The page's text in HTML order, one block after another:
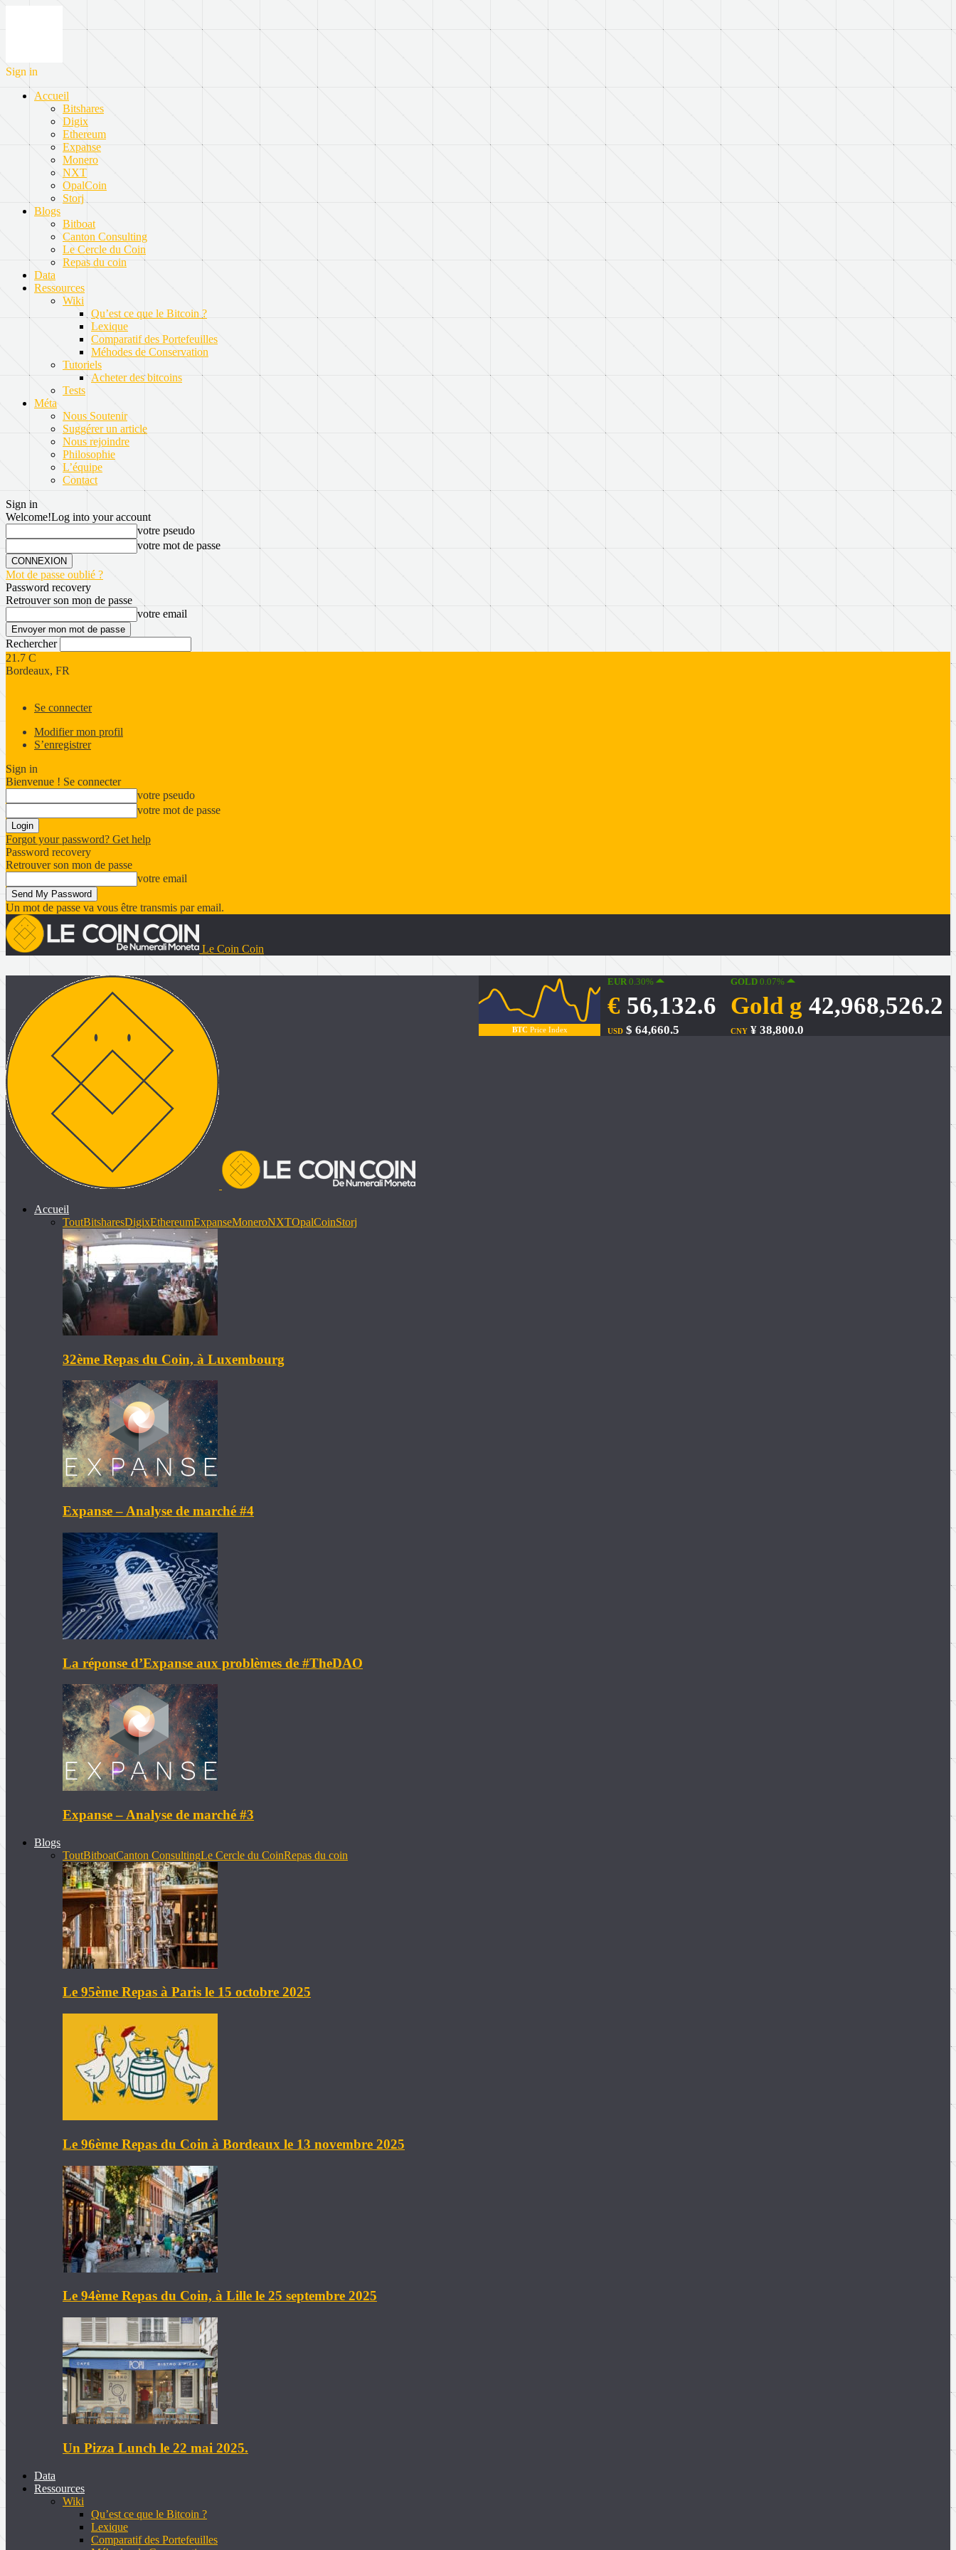
Sign in
Accueil
Bitshares
Digix
Ethereum
Expanse
Monero
NXT
OpalCoin
Storj
Blogs
Bitboat
Canton Consulting
Le Cercle du Coin
Repas du coin
Data
Ressources
Wiki
Qu’est ce que le Bitcoin ?
Lexique
Comparatif des Portefeuilles
Méhodes de Conservation
Tutoriels
Acheter des bitcoins
Tests
Méta
Nous Soutenir
Suggérer un article
Nous rejoindre
Philosophie
L’équipe
Contact
Sign in
Welcome!Log into your account
votre pseudo
votre mot de passe
Mot de passe oublié ?
Password recovery
Retrouver son mon de passe
votre email
Rechercher
21.7 C
Bordeaux, FR
Se connecter
Modifier mon profil
S’enregistrer
Sign in
Bienvenue ! Se connecter
votre pseudo
votre mot de passe
Forgot your password? Get help
Password recovery
Retrouver son mon de passe
votre email
Un mot de passe va vous être transmis par email.
Le Coin Coin
BTCPrice Index
EUR0.30%
€ 56,132.6
USD $ 64,660.5
GOLD 0.07%
Gold g 42,968,526.2
CNY ¥ 38,800.0
Accueil
ToutBitsharesDigixEthereumExpanseMoneroNXTOpalCoinStorj
32ème Repas du Coin, à Luxembourg
Expanse – Analyse de marché #4
La réponse d’Expanse aux problèmes de #TheDAO
Expanse – Analyse de marché #3
Blogs
ToutBitboatCanton ConsultingLe Cercle du CoinRepas du coin
Le 95ème Repas à Paris le 15 octobre 2025
Le 96ème Repas du Coin à Bordeaux le 13 novembre 2025
Le 94ème Repas du Coin, à Lille le 25 septembre 2025
Un Pizza Lunch le 22 mai 2025.
Data
Ressources
Wiki
Qu’est ce que le Bitcoin ?
Lexique
Comparatif des Portefeuilles